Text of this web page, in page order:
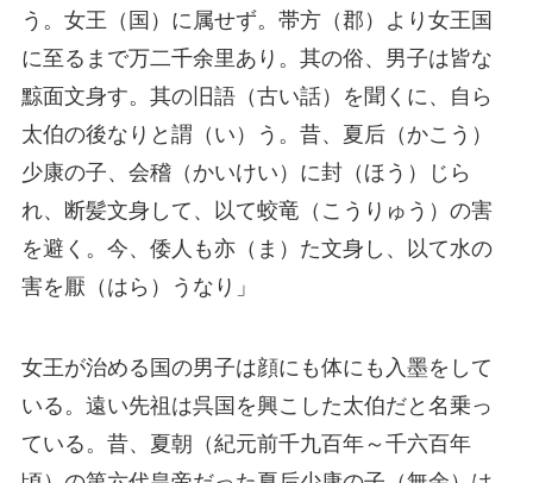
う。女王（国）に属せず。帯方（郡）より女王国
に至るまで万二千余里あり。其の俗、男子は皆な
黥面文身す。其の旧語（古い話）を聞くに、自ら
太伯の後なりと謂（い）う。昔、夏后（かこう）
少康の子、会稽（かいけい）に封（ほう）じら
れ、断髪文身して、以て蛟竜（こうりゅう）の害
を避く。今、倭人も亦（ま）た文身し、以て水の
害を厭（はら）うなり」
女王が治める国の男子は顔にも体にも入墨をして
いる。遠い先祖は呉国を興こした太伯だと名乗っ
ている。昔、夏朝（紀元前千九百年～千六百年